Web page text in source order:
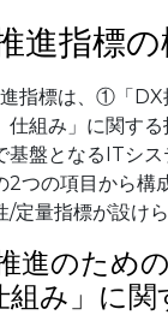
進指標
指標は、①「DX
仕組み」に関す
基盤となるITシス
2つの項目から構
/定量指標が設けら
進のため
組み」に関